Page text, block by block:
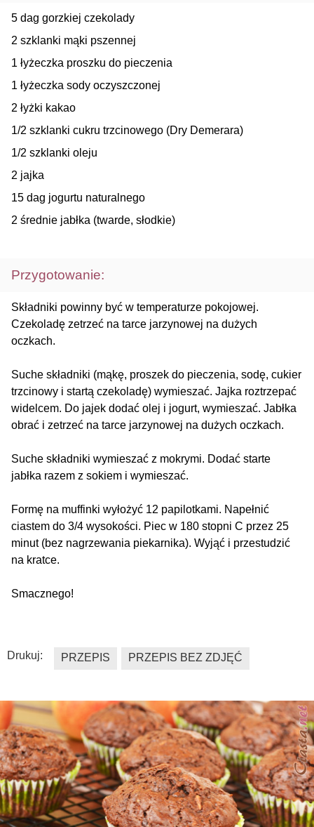
5 dag gorzkiej czekolady
2 szklanki mąki pszennej
1 łyżeczka proszku do pieczenia
1 łyżeczka sody oczyszczonej
2 łyżki kakao
1/2 szklanki cukru trzcinowego (Dry Demerara)
1/2 szklanki oleju
2 jajka
15 dag jogurtu naturalnego
2 średnie jabłka (twarde, słodkie)
Przygotowanie:
Składniki powinny być w temperaturze pokojowej.
Czekoladę zetrzeć na tarce jarzynowej na dużych
oczkach.
Suche składniki (mąkę, proszek do pieczenia, sodę, cukier
trzcinowy i startą czekoladę) wymieszać. Jajka roztrzepać
widelcem. Do jajek dodać olej i jogurt, wymieszać. Jabłka
obrać i zetrzeć na tarce jarzynowej na dużych oczkach.
Suche składniki wymieszać z mokrymi. Dodać starte
jabłka razem z sokiem i wymieszać.
Formę na muffinki wyłożyć 12 papilotkami. Napełnić
ciastem do 3/4 wysokości. Piec w 180 stopni C przez 25
minut (bez nagrzewania piekarnika). Wyjąć i przestudzić
na kratce.
Smacznego!
Drukuj: PRZEPIS PRZEPIS BEZ ZDJĘĆ